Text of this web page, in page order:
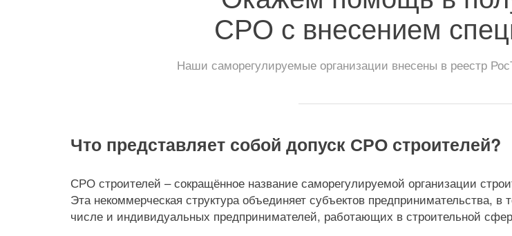
СРО с внесением
Наши саморегулируемые организации внесены в реестр
Что представляет собой допуск СРО строителей?
СРО строителей – сокращённое название саморегулируемой организации
Эта некоммерческая структура объединяет субъектов предпринимательства, в
числе и индивидуальных предпринимателей, работающих в строительной